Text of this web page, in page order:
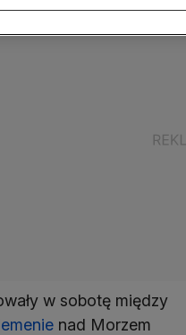
w sobotę między
nad Morzem